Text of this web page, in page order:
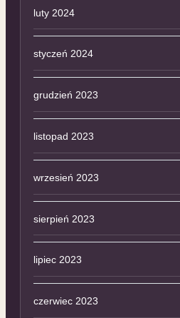
luty 2024
styczeń 2024
grudzień 2023
listopad 2023
wrzesień 2023
sierpień 2023
lipiec 2023
czerwiec 2023